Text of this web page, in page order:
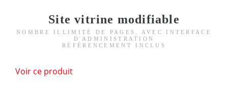
Site vitrine modifiable
NOMBRE ILLIMITÉ DE PAGES, AVEC INTERFACE
D'ADMINISTRATION
RÉFÉRENCEMENT INCLUS
Voir ce produit